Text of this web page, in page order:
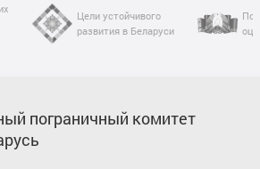
Цели устойчивого
развития в Беларуси
пограничный комитет